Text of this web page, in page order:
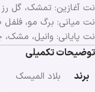
نت آغازین: تمشک، گل رز
نت میانی: برگ مو،
نت پایانی: وانیل،
توضیحات تکمیلی
برند
بلاد المیسک